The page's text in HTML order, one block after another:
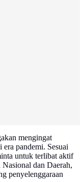
mengingat
pandemi. Sesuai
untuk terlibat aktif
Nasional dan Daerah,
penyelenggaraan